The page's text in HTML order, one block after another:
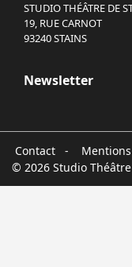
STUDIO THÉÂTRE DE
19, RUE CARNOT
93240 STAINS
Newsletter
Contact-
© 2026 Studio